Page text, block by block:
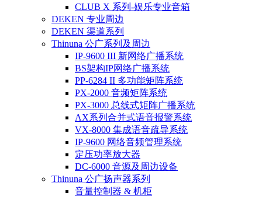
CLUB X 系列-娱乐专业音箱
DEKEN 专业周边
DEKEN 渠道系列
Thinuna 公广系列及周边
IP-9600 III 新网络广播系统
BS架构IP网络广播系统
PP-6284 II 多功能矩阵系统
PX-2000 音频矩阵系统
PX-3000 总线式矩阵广播系统
AX系列合并式语音报警系统
VX-8000 集成语音疏导系统
IP-9600 网络音频管理系统
定压功率放大器
DC-6000 音源及周边设备
Thinuna 公广扬声器系列
音量控制器 & 机柜